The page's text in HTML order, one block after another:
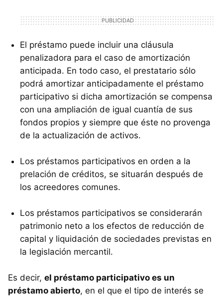
El préstamo puede incluir una cláusula
penalizadora para el caso de amortización
anticipada. En todo caso, el prestatario sólo
podrá amortizar anticipadamente el préstamo
participativo si dicha amortización se compensa
con una ampliación de igual cuantía de sus
fondos propios y siempre que éste no provenga
de la actualización de activos.
Los préstamos participativos en orden a la
prelación de créditos, se situarán después de
los acreedores comunes.
Los préstamos participativos se considerarán
patrimonio neto a los efectos de reducción de
capital y liquidación de sociedades previstas en
la legislación mercantil.
Es decir, el préstamo participativo es un
préstamo abierto, en el que el tipo de interés se